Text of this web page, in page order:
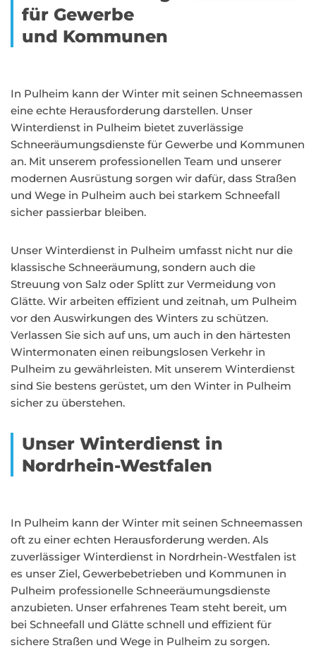
für Gewerbe
und Kommunen
In Pulheim kann der Winter mit seinen Schneemassen
eine echte Herausforderung darstellen. Unser
Winterdienst in Pulheim bietet zuverlässige
Schneeräumungsdienste für Gewerbe und Kommunen
an. Mit unserem professionellen Team und unserer
modernen Ausrüstung sorgen wir dafür, dass Straßen
und Wege in Pulheim auch bei starkem Schneefall
sicher passierbar bleiben.
Unser Winterdienst in Pulheim umfasst nicht nur die
klassische Schneeräumung, sondern auch die
Streuung von Salz oder Splitt zur Vermeidung von
Glätte. Wir arbeiten effizient und zeitnah, um Pulheim
vor den Auswirkungen des Winters zu schützen.
Verlassen Sie sich auf uns, um auch in den härtesten
Wintermonaten einen reibungslosen Verkehr in
Pulheim zu gewährleisten. Mit unserem Winterdienst
sind Sie bestens gerüstet, um den Winter in Pulheim
sicher zu überstehen.
Unser Winterdienst in
Nordrhein-Westfalen
In Pulheim kann der Winter mit seinen Schneemassen
oft zu einer echten Herausforderung werden. Als
zuverlässiger Winterdienst in Nordrhein-Westfalen ist
es unser Ziel, Gewerbebetrieben und Kommunen in
Pulheim professionelle Schneeräumungsdienste
anzubieten. Unser erfahrenes Team steht bereit, um
bei Schneefall und Glätte schnell und effizient für
sichere Straßen und Wege in Pulheim zu sorgen.